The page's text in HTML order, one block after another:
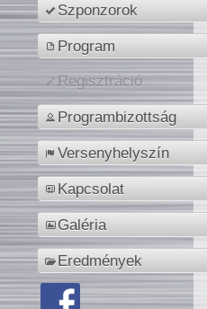
Szponzorok
Program
Regisztráció
Programbizottság
Versenyhelyszín
Kapcsolat
Galéria
Eredmények